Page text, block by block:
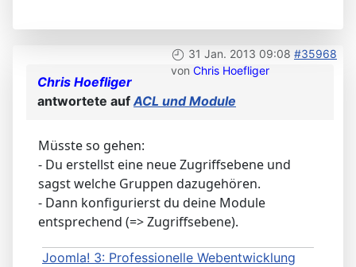
31 Jan. 2013 09:08 #35968
von Chris Hoefliger
Chris Hoefliger
antwortete auf ACL und Module
Müsste so gehen:
- Du erstellst eine neue Zugriffsebene und
sagst welche Gruppen dazugehören.
- Dann konfigurierst du deine Module
entsprechend (=> Zugriffsebene).
Joomla! 3: Professionelle Webentwicklung